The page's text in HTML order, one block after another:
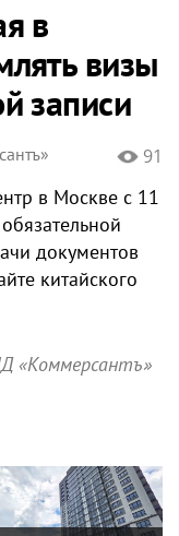
в
визы
записи
91
в Москве с 11
документов
китайского
«Коммерсантъ»